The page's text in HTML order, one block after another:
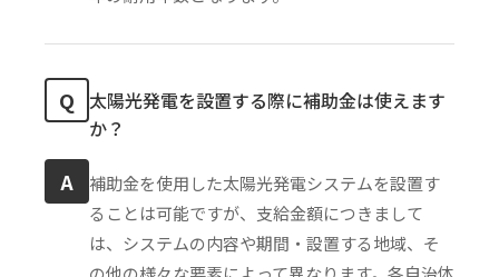
Q 太陽光発電を設置する際に補助金は使えます
か？
A
補助金を使用した太陽光発電システムを設置す
ることは可能ですが、支給金額につきまして
は、システムの内容や期間・設置する地域、そ